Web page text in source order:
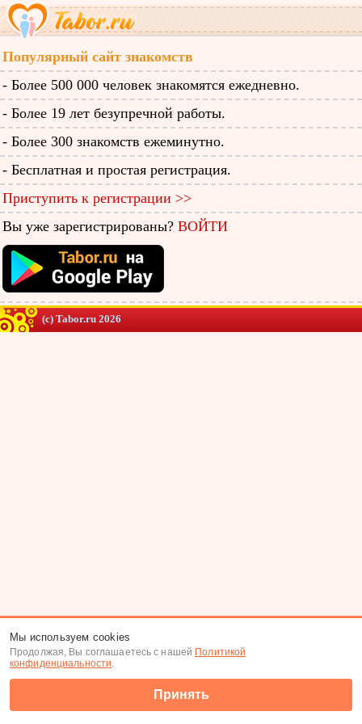
Популярный сайт знакомств
- Более 500 000 человек знакомятся ежедневно.
- Более 19 лет безупречной работы.
- Более 300 знакомств ежеминутно.
- Бесплатная и простая регистрация.
Приступить к регистрации >>
Вы уже зарегистрированы? ВОЙТИ
(c) Tabor.ru 2026
Мы используем cookies
Продолжая, Вы соглашаетесь с нашей Политикой
конфиденциальности.
Принять